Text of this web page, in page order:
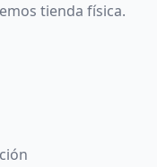
tienda física.